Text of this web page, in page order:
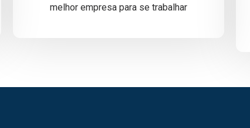
melhor empresa para se trabalhar